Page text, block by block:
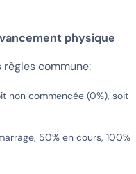
physique
commune:
non commencée (0%), soit
50% en cours, 100%